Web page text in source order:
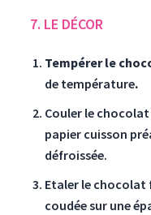
7. LE DÉCOR
Tempérer le
de température.
Couler le
papier cuisson
défroissée.
Etaler le chocolat
coudée sur une